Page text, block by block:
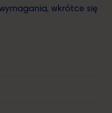
wkrótce się